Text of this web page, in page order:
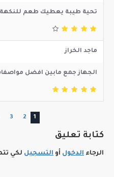
تحية طيبة يعطيك طعم للنكهة
ماجد الخراز
الجهاز جمع مابين افضل
1
2
3
كتابة تعليق
الرجاء الدخول أو التسجيل لكي